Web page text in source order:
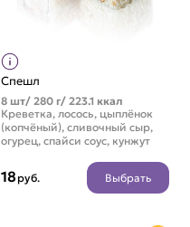
Спешл
8 шт/ 280 г/ 223.1 ккал
Креветка, лосось, цыплёнок
(копчёный), сливочный сыр,
огурец, спайси соус, кунжут
18 руб. Выбрать